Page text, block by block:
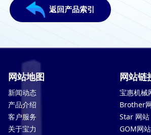
返回产品索引
网站地图
新闻动态
产品介绍
客户服务
关于宝力
网站链
宝惠机械
Brother
Star 网站
GOM网站